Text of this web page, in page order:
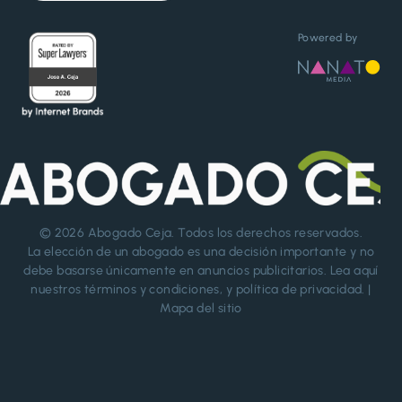
Powered by
© 2026 Abogado Ceja. Todos los derechos reservados.
La elección de un abogado es una decisión importante y no
debe basarse únicamente en anuncios publicitarios. Lea aquí
nuestrostérminos y condiciones, y política de privacidad. |
Mapa del sitio